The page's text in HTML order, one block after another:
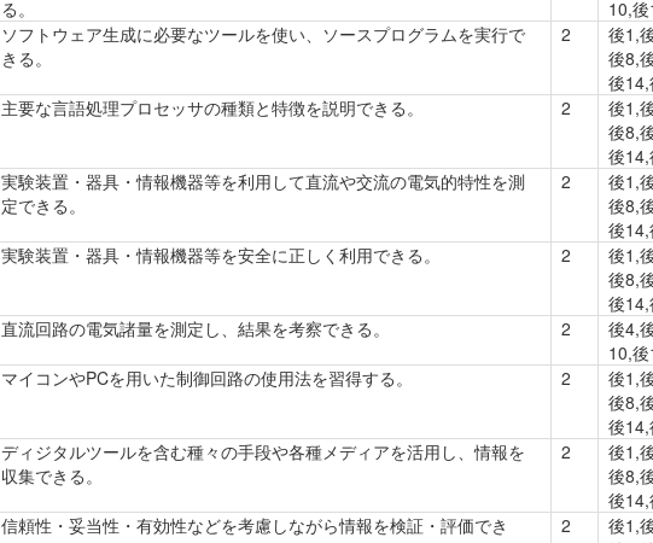
る。
10,
ソフトウェア生成に必要なツールを使い、ソースプログラムを実行で
きる。
2
後1,
後8,
後
主要な言語処理プロセッサの種類と特徴を説明できる。
2
後1,
後8,
後
実験装置・器具・情報機器等を利用して直流や交流の電気的特性を測
定できる。
2
後1,
後8,
後
実験装置・器具・情報機器等を安全に正しく利用できる。
2
後1,
後8,
後
直流回路の電気諸量を測定し、結果を考察できる。
2
後4,
10,
マイコンやPCを用いた制御回路の使用法を習得する。
2
後1,
後8,
後
ディジタルツールを含む種々の手段や各種メディアを活用し、情報を
収集できる。
2
後1,
後8,
後
信頼性・妥当性・有効性などを考慮しながら情報を検証・評価でき
2
後1,